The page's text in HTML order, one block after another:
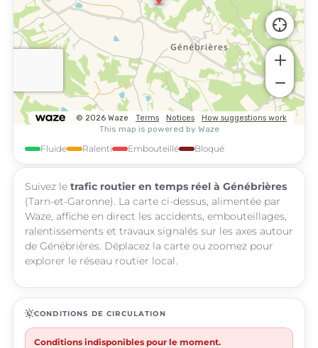
Fluide Ralenti Embouteillé Bloqué
Suivez le trafic routier en temps réel à Génébrières
(Tarn-et-Garonne). La carte ci-dessus, alimentée par
Waze, affiche en direct les accidents, embouteillages,
ralentissements et travaux signalés sur les axes autour
de Génébrières. Déplacez la carte ou zoomez pour
explorer le réseau routier local.
routineCONDITIONS DE CIRCULATION
Conditions indisponibles pour le moment.